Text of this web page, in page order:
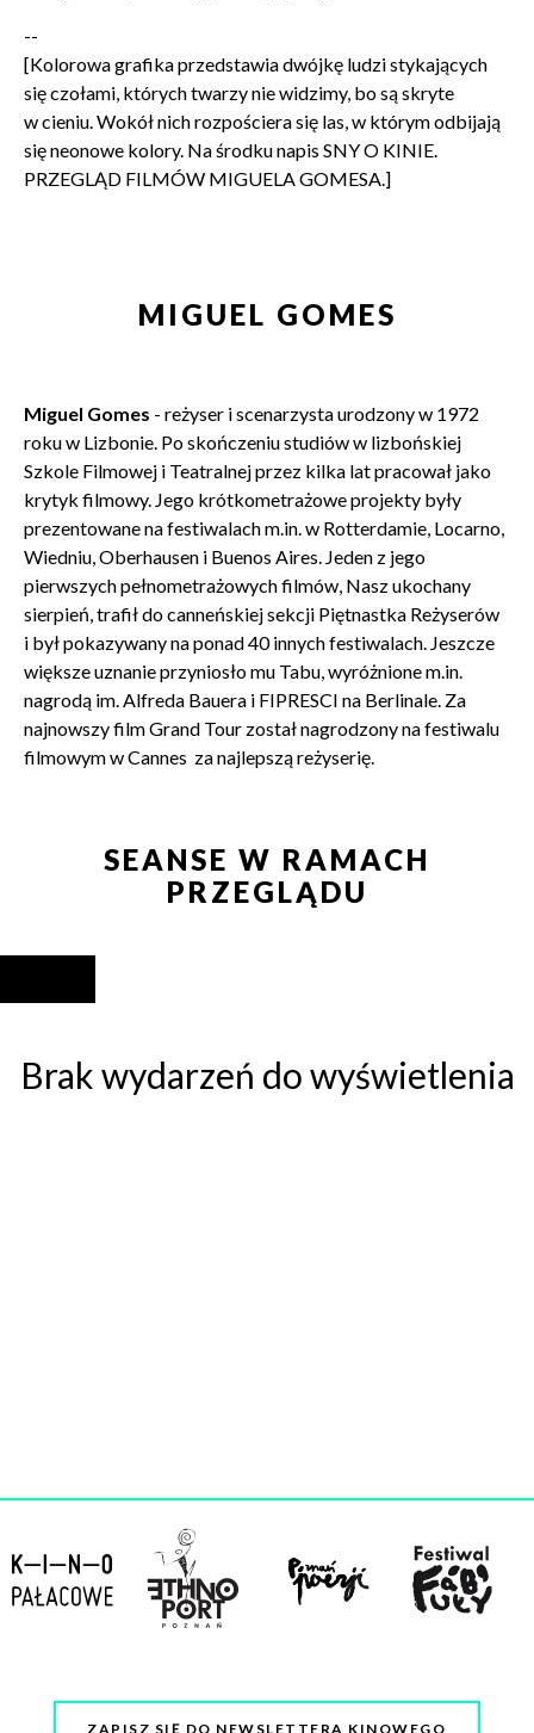
--
[Kolorowa grafika przedstawia dwójkę ludzi stykających
się czołami, których twarzy nie widzimy, bo są skryte
w cieniu. Wokół nich rozpościera się las, w którym odbijają
się neonowe kolory. Na środku napis SNY O KINIE.
PRZEGLĄD FILMÓW MIGUELA GOMESA.]
MIGUEL GOMES
Miguel Gomes - reżyser i scenarzysta urodzony w 1972
roku w Lizbonie. Po skończeniu studiów w lizbońskiej
Szkole Filmowej i Teatralnej przez kilka lat pracował jako
krytyk filmowy. Jego krótkometrażowe projekty były
prezentowane na festiwalach m.in. w Rotterdamie, Locarno,
Wiedniu, Oberhausen i Buenos Aires. Jeden z jego
pierwszych pełnometrażowych filmów, Nasz ukochany
sierpień, trafił do canneńskiej sekcji Piętnastka Reżyserów
i był pokazywany na ponad 40 innych festiwalach. Jeszcze
większe uznanie przyniosło mu Tabu, wyróżnione m.in.
nagrodą im. Alfreda Bauera i FIPRESCI na Berlinale. Za
najnowszy film Grand Tour został nagrodzony na festiwalu
filmowym w Cannes za najlepszą reżyserię.
SEANSE W RAMACH
PRZEGLĄDU
Brak wydarzeń do wyświetlenia
ZAPISZ SIĘ DO NEWSLETTERA KINOWEGO